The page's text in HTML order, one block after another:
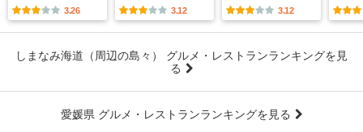
3.26 3.12 3.12
しまなみ海道（周辺の島々） グルメ・レストランランキングを見
る
愛媛県 グルメ・レストランランキングを見る